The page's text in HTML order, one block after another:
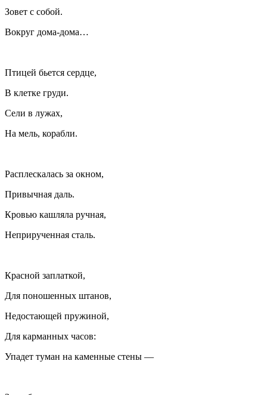
Зовет с собой.
Вокруг дома-дома…
Птицей бьется сердце,
В клетке груди.
Сели в лужах,
На мель, корабли.
Расплескалась за окном,
Привычная даль.
Кровью кашляла ручная,
Неприрученная сталь.
Красной заплаткой,
Для поношенных штанов,
Недостающей пружиной,
Для карманных часов:
Упадет туман на каменные стены —